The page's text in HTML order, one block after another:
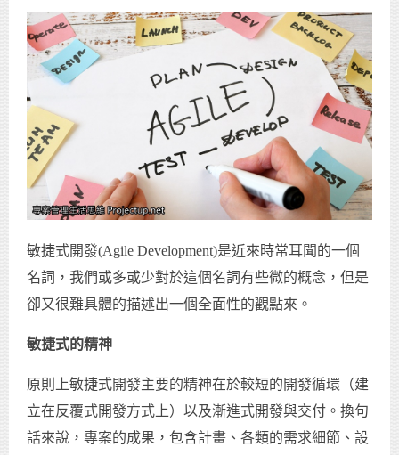
敏捷式開發(Agile Development)是近來時常耳聞的一個
名詞，我們或多或少對於這個名詞有些微的概念，但是
卻又很難具體的描述出一個全面性的觀點來。
敏捷式的精神
原則上敏捷式開發主要的精神在於較短的開發循環（建
立在反覆式開發方式上）以及漸進式開發與交付。換句
話來說，專案的成果，包含計畫、各類的需求細節、設